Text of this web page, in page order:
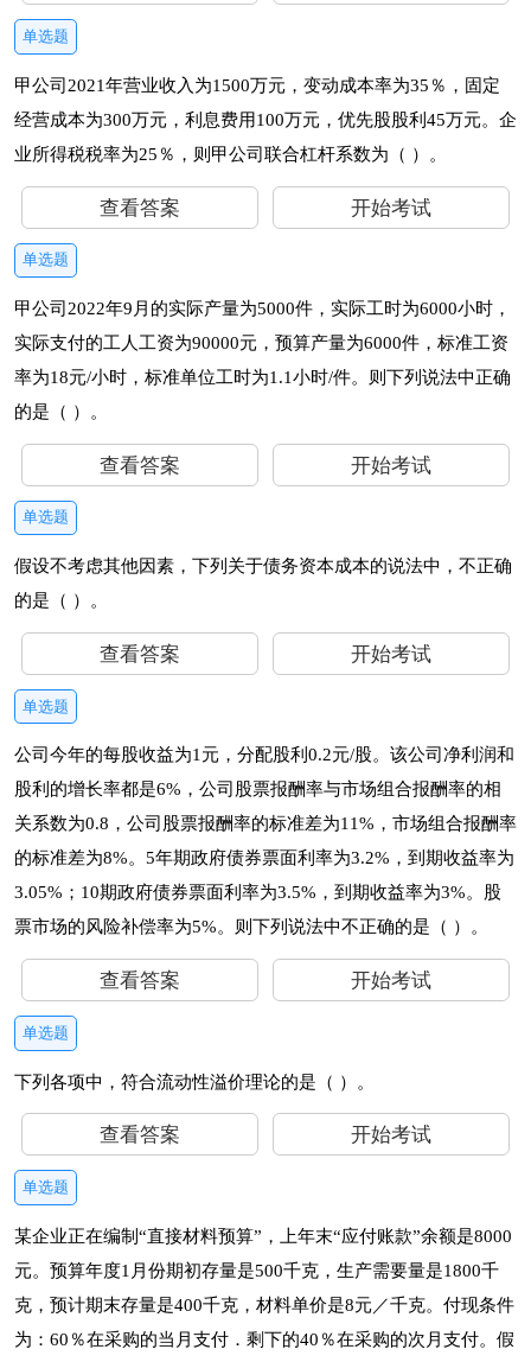
单选题
甲公司2021年营业收入为1500万元，变动成本率为35％，固定
经营成本为300万元，利息费用100万元，优先股股利45万元。企
业所得税税率为25％，则甲公司联合杠杆系数为（ ）。
查看答案 开始考试
单选题
甲公司2022年9月的实际产量为5000件，实际工时为6000小时，
实际支付的工人工资为90000元，预算产量为6000件，标准工资
率为18元/小时，标准单位工时为1.1小时/件。则下列说法中正确
的是（ ）。
查看答案 开始考试
单选题
假设不考虑其他因素，下列关于债务资本成本的说法中，不正确
的是（ ）。
查看答案 开始考试
单选题
公司今年的每股收益为1元，分配股利0.2元/股。该公司净利润和
股利的增长率都是6%，公司股票报酬率与市场组合报酬率的相
关系数为0.8，公司股票报酬率的标准差为11%，市场组合报酬率
的标准差为8%。5年期政府债券票面利率为3.2%，到期收益率为
3.05%；10期政府债券票面利率为3.5%，到期收益率为3%。股
票市场的风险补偿率为5%。则下列说法中不正确的是（ ）。
查看答案 开始考试
单选题
下列各项中，符合流动性溢价理论的是（ ）。
查看答案 开始考试
单选题
某企业正在编制“直接材料预算”，上年末“应付账款”余额是8000
元。预算年度1月份期初存量是500千克，生产需要量是1800千
克，预计期末存量是400千克，材料单价是8元／千克。付现条件
为：60％在采购的当月支付．剩下的40％在采购的次月支付。假